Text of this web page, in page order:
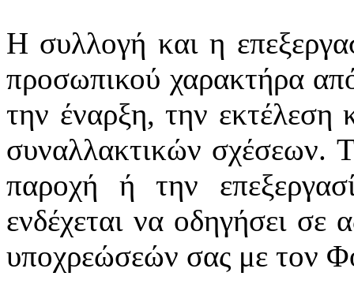
Η συλλογή και η
προσωπικού χαρακτήρα
την έναρξη, την εκτέλεση
συναλλακτικών σχέσεων.
παροχή ή την
ενδέχεται να οδηγήσει σε
υποχρεώσεών σας με τον